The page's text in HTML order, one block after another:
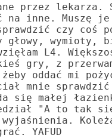
przez lekarza.
inne. Muszę
czy coś
głowy,
L4.
gry, z
oddać mi
mnie
małej
"A to tak
YAFUD